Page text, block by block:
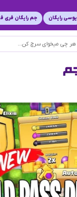
یوسی رایگان جم رایگان فری